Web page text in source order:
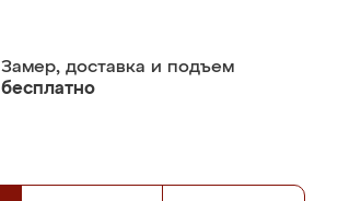
Замер, доставка и подъем
бесплатно